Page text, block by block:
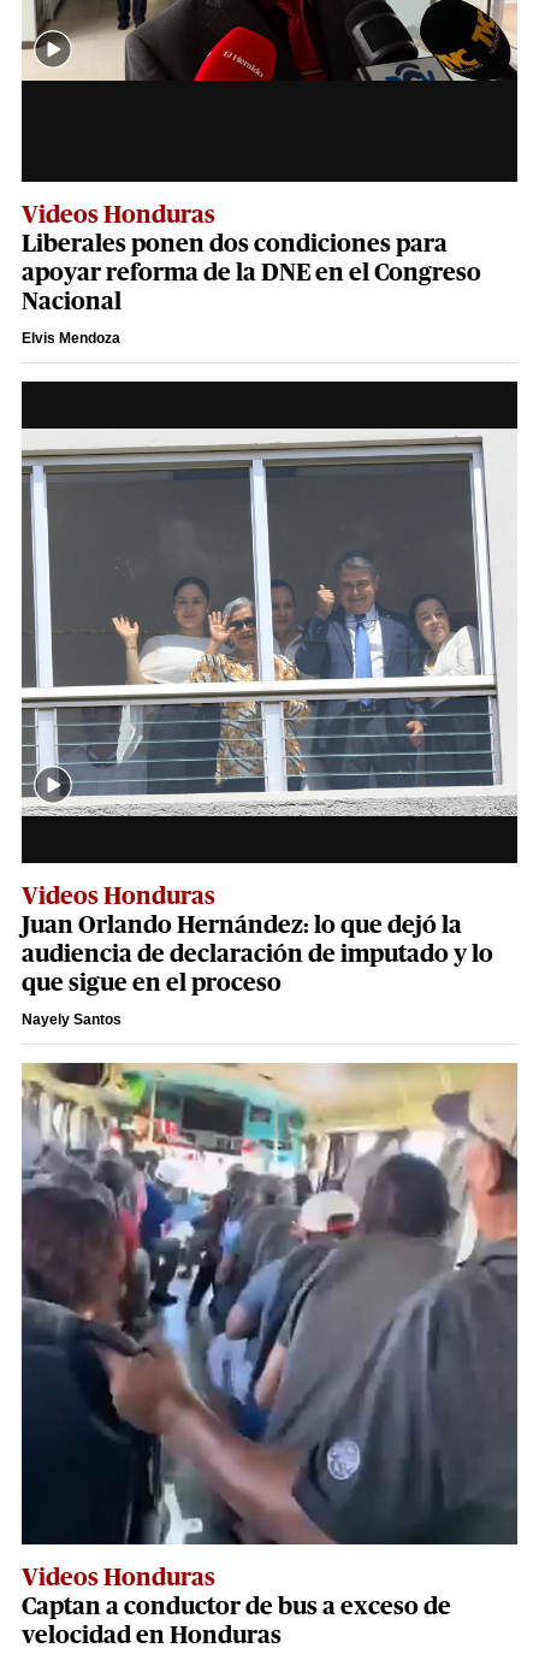
Videos Honduras
Liberales ponen dos condiciones para
apoyar reforma de la DNE en el Congreso
Nacional
Elvis Mendoza
Videos Honduras
Juan Orlando Hernández: lo que dejó la
audiencia de declaración de imputado y lo
que sigue en el proceso
Nayely Santos
Videos Honduras
Captan a conductor de bus a exceso de
velocidad en Honduras